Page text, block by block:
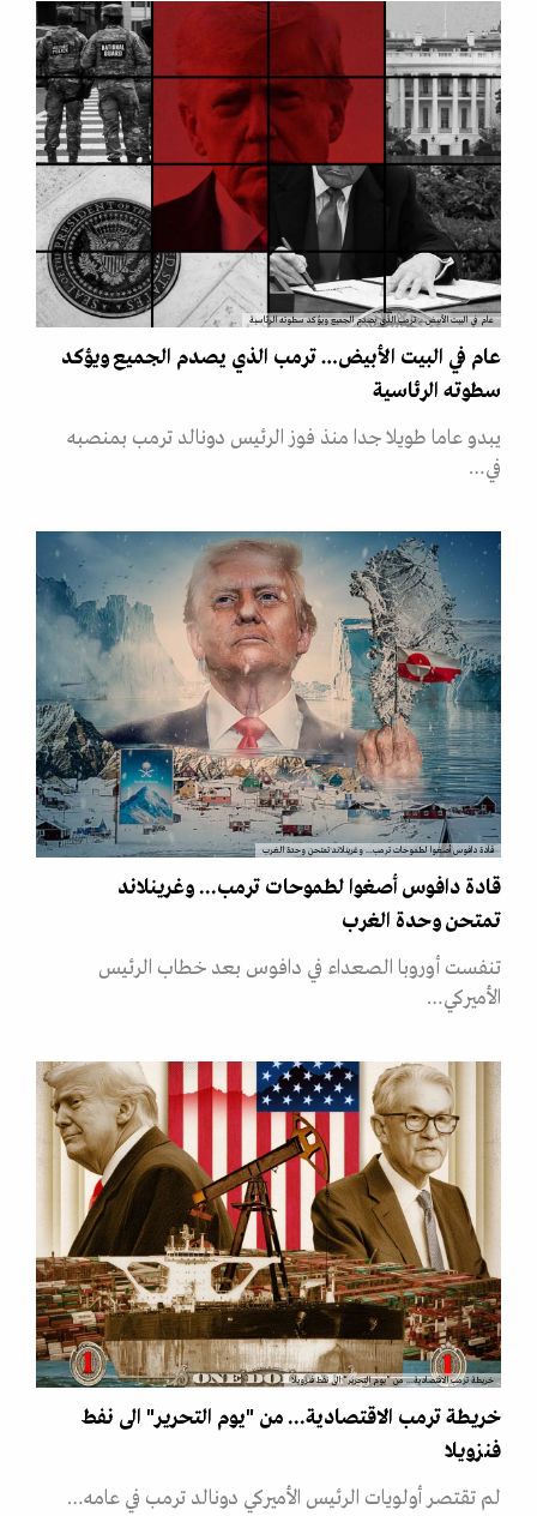
عام في البيت الأبيض… ترمب الذي يصدم الجميع ويؤكد سطوته الرئاسية
عام في البيت الأبيض… ترمب الذي يصدم الجميع ويؤكد
سطوته الرئاسية
يبدو عاما طويلا جدا منذ فوز الرئيس دونالد ترمب بمنصبه
في…
قادة دافوس أصغوا لطموحات ترمب... وغرينلاند تمتحن وحدة الغرب
قادة دافوس أصغوا لطموحات ترمب... وغرينلاند
تمتحن وحدة الغرب
تنفست أوروبا الصعداء في دافوس بعد خطاب الرئيس
الأميركي…
خريطة ترمب الاقتصادية... من "يوم التحرير" الى نفط فنزويلا
خريطة ترمب الاقتصادية... من "يوم التحرير" الى نفط
فنزويلا
لم تقتصر أولويات الرئيس الأميركي دونالد ترمب في عامه…